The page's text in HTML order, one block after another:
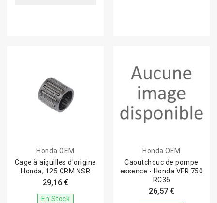
Honda OEM
Cage à aiguilles d'origine
Honda, 125 CRM NSR
29,16 €
En Stock
Honda OEM
Caoutchouc de pompe
essence - Honda VFR 750
RC36
26,57 €